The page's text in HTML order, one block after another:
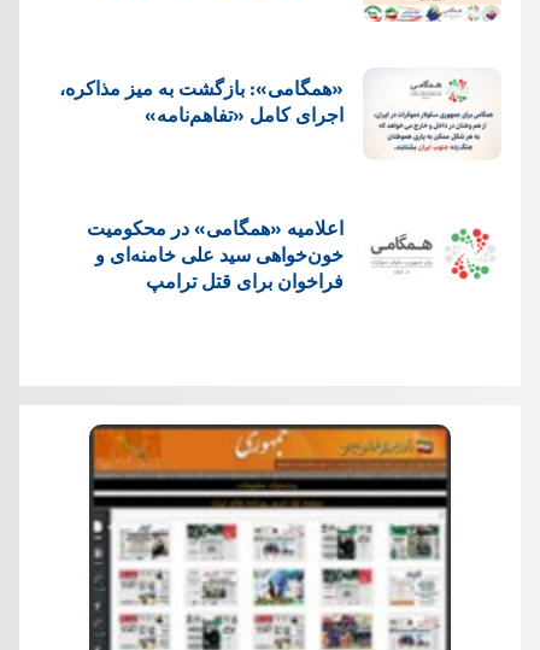
«همگامی»: بازگشت به میز مذاکره،
اجرای کامل «تفاهم‌نامه»
اعلامیه «همگامی» در محکومیت
خون‌خواهی سید علی خامنه‌ای و
فراخوان برای قتل ترامپ